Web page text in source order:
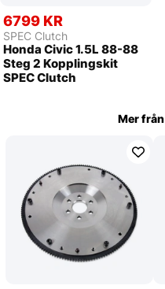
6799 KR
SPEC Clutch
Honda Civic 1.5L 88-88
Steg 2 Kopplingskit
SPEC Clutch
Mer från